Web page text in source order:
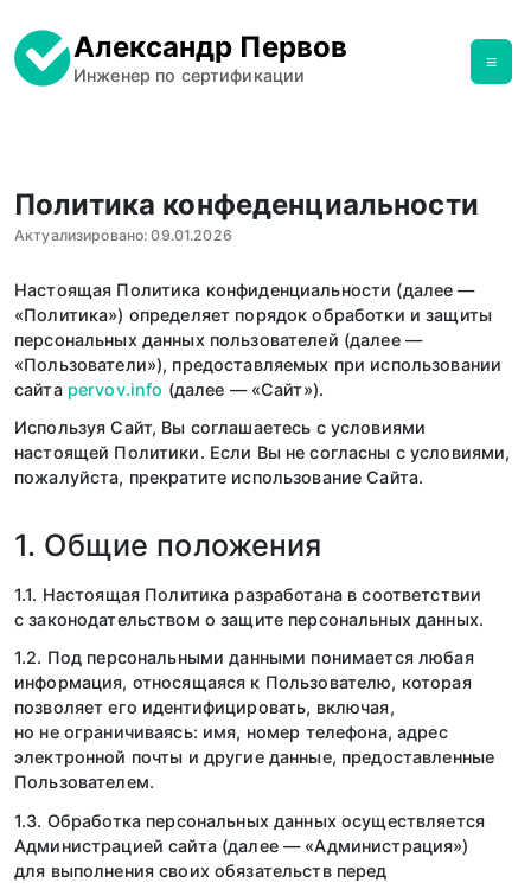
Александр Первов
Инженер по сертификации
≡
Политика конфеденциальности
Актуализировано: 09.01.2026
Настоящая Политика конфиденциальности (далее —
«Политика») определяет порядок обработки и защиты
персональных данных пользователей (далее —
«Пользователи»), предоставляемых при использовании
сайта pervov.info (далее — «Сайт»).
Используя Сайт, Вы соглашаетесь с условиями
настоящей Политики. Если Вы не согласны с условиями,
пожалуйста, прекратите использование Сайта.
1. Общие положения
1.1. Настоящая Политика разработана в соответствии
с законодательством о защите персональных данных.
1.2. Под персональными данными понимается любая
информация, относящаяся к Пользователю, которая
позволяет его идентифицировать, включая,
но не ограничиваясь: имя, номер телефона, адрес
электронной почты и другие данные, предоставленные
Пользователем.
1.3. Обработка персональных данных осуществляется
Администрацией сайта (далее — «Администрация»)
для выполнения своих обязательств перед